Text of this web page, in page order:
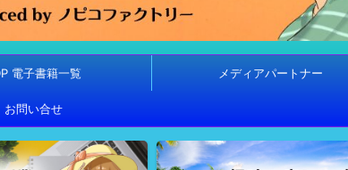
電子書籍一覧 メディアパートナー
お問い合せ